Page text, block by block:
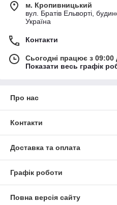
м. Кропивницький
вул. Братів Ельворті,
Україна
Контакти
Сьогодні працює з 09:00
Показати весь графік
Про нас
Контакти
Доставка та оплата
Графік роботи
Повна версія сайту